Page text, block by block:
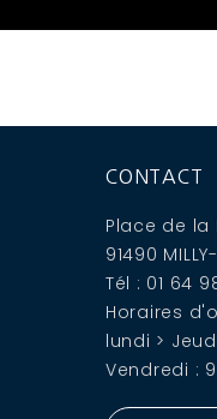
CONTACT
Place de la
91490
Tél : 01 64
Horaires
lundi >
Vendredi :